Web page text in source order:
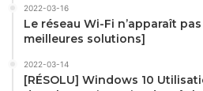
2022-03-16
Le réseau Wi-Fi n’apparaît
meilleures solutions]
2022-03-14
[RÉSOLU] Windows 10